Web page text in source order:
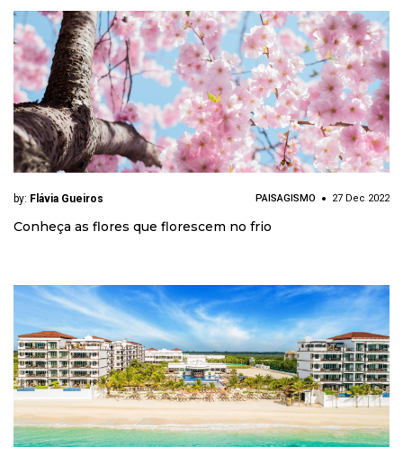
by: Flávia Gueiros PAISAGISMO 27 Dec 2022
Conheça as flores que florescem no frio